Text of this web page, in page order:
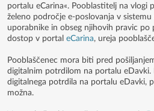
portalu eCarina«. Pooblastitelj na vlogi
želeno področje e-poslovanja v sistemu
uporabnike in obseg njihovih pravic po
dostop v portal eCarina, ureja
Pooblaščenec mora biti pred
digitalnim potrdilom na portalu eDavki.
digitalnega potrdila na portalu eDavki,
možna.